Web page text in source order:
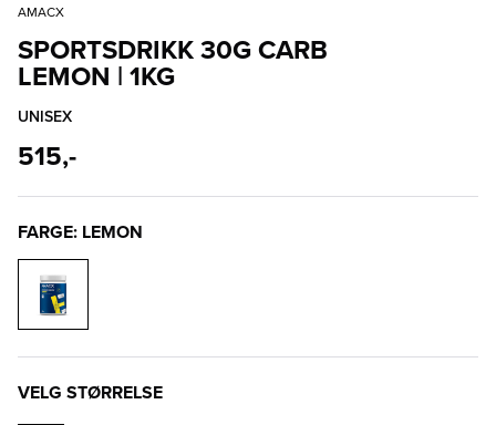
AMACX
SPORTSDRIKK 30G CARB
LEMON | 1KG
UNISEX
515,-
FARGE: LEMON
VELG STØRRELSE